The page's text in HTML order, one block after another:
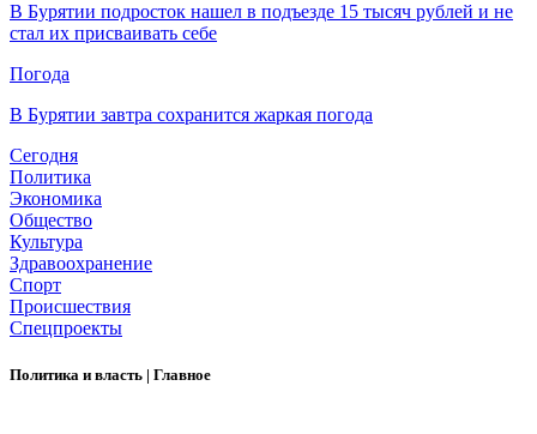
В Бурятии подросток нашел в подъезде 15 тысяч рублей и не
стал их присваивать себе
Погода
В Бурятии завтра сохранится жаркая погода
Сегодня
Политика
Экономика
Общество
Культура
Здравоохранение
Спорт
Происшествия
Спецпроекты
Политика и власть | Главное